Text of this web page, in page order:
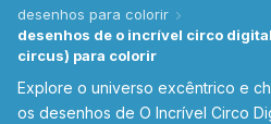
desenhos para colorir
desenhos de o incrível circo
circus) para colorir
Explore o universo excêntrico e
os desenhos de O Incrível Circo